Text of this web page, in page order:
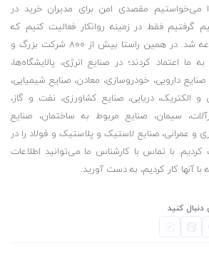
می‌خواستیم مقصدی امن برای مدیران خرید در
گرفتیم فقط در زمینه روانکار فعالیت کنیم که
باعث رشد روزافزون مجموعه شد. در همین راستا بیش از 800 شرکت بزرگ و
اعتماد کردند؛ در صنایع انرژی، پالایشگاه‌ها،
دارویی، خودروسازی، معادن، صنایع شیمیایی،
الکتریک، دریایی، صنایع کشاورزی، نفت و گاز،
سیمان، صنایع مربوط به ساختمان، صنایع
و عمرانی، صنایع لاستیک و پلاستیک و فولاد را در
کردیم. با تماس با کارشناس ما می‌توانید اطلاعات
آنها کار کردیم، به دست آورید.
کنید